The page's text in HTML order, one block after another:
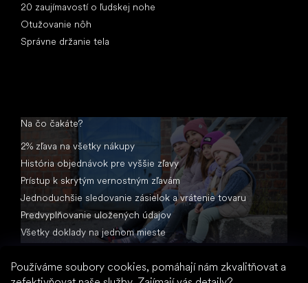
Používáme soubory cookies, pomáhají nám zkvalitňovat a
20 zaujímavostí o ľudskej nohe
Otužovanie nôh
Správne držanie tela
Na čo čakáte?
2% zľava na všetky nákupy
História objednávok pre vyššie zľavy
Prístup k skrytým vernostným zľavám
Jednoduchšie sledovanie zásielok a vrátenie tovaru
Predvyplňovanie uložených údajov
Všetky doklady na jednom mieste